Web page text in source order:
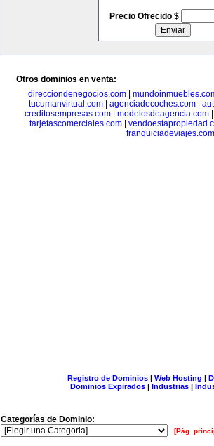
Precio Ofrecido $
Otros dominios en venta:
direcciondenegocios.com
tucumanvirtual.com| agenciadecoches.com|
creditosempresas.com| modelosdeagencia.com
tarjetascomerciales.com|
franquiciadeviajes.com
Registro de Dominios| Web Hosting |
Dominios Expirados | Industrias |
Categorías de Dominio:
[Pág.